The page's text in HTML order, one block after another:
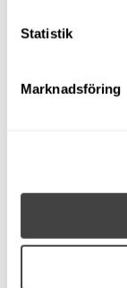
Statistik
Marknadsföring
kommun.